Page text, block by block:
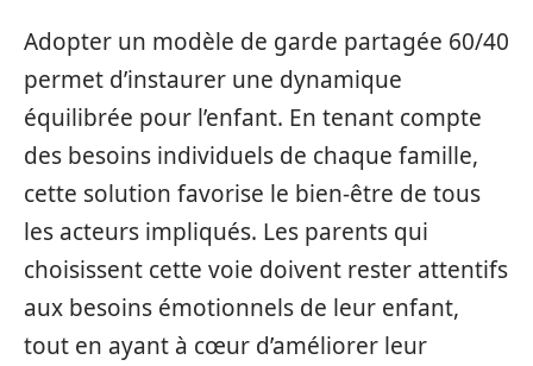
Adopter un modèle de garde partagée 60/40
permet d’instaurer une dynamique
équilibrée pour l’enfant. En tenant compte
des besoins individuels de chaque famille,
cette solution favorise le bien-être de tous
les acteurs impliqués. Les parents qui
choisissent cette voie doivent rester attentifs
aux besoins émotionnels de leur enfant,
tout en ayant à cœur d’améliorer leur